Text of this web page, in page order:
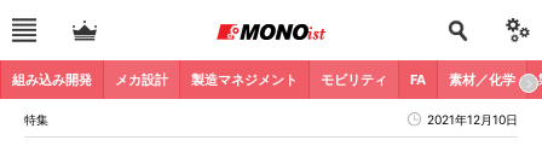
組み込み開発 メカ設計 製造マネジメント モビリティ FA 素材／化学
特集 2021年12月10日